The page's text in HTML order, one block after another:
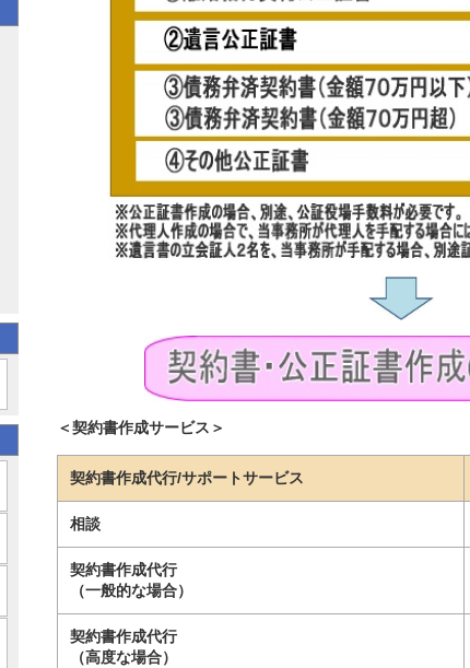
＜契約書作成サービス＞
契約書作成代行/サポートサービス
相談
契約書作成代行
（一般的な場合）
契約書作成代行
（高度な場合）